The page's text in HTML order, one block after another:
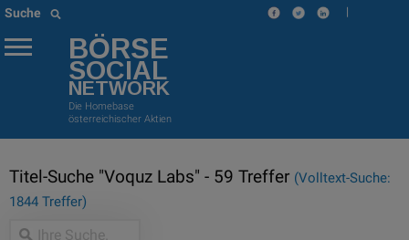
Suche |
BÖRSE
SOCIAL
NETWORK
Die Homebase
österreichischer Aktien
Titel-Suche "Voquz Labs" - 59 Treffer (Volltext-Suche:
1844 Treffer)